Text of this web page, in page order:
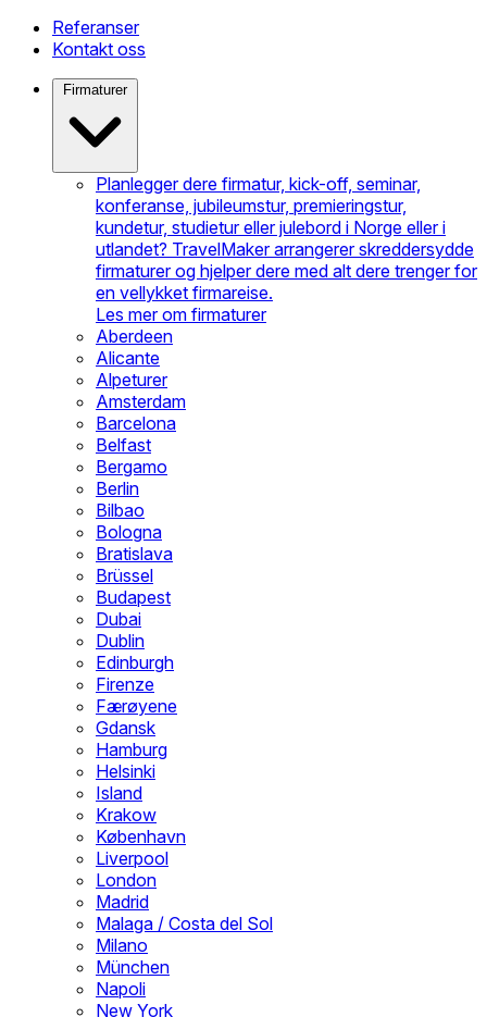
Referanser
Kontakt oss
Firmaturer
Planlegger dere firmatur, kick-off, seminar,
konferanse, jubileumstur, premieringstur,
kundetur, studietur eller julebord i Norge eller i
utlandet? TravelMaker arrangerer skreddersydde
firmaturer og hjelper dere med alt dere trenger for
en vellykket firmareise.
Les mer om firmaturer
Aberdeen
Alicante
Alpeturer
Amsterdam
Barcelona
Belfast
Bergamo
Berlin
Bilbao
Bologna
Bratislava
Brüssel
Budapest
Dubai
Dublin
Edinburgh
Firenze
Færøyene
Gdansk
Hamburg
Helsinki
Island
Krakow
København
Liverpool
London
Madrid
Malaga / Costa del Sol
Milano
München
Napoli
New York